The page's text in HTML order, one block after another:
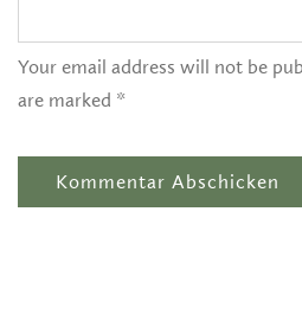
Your email address will not be
are marked *